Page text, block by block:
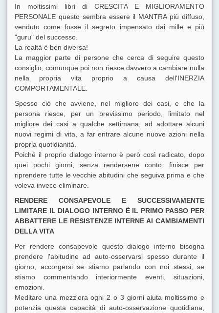
In moltissimi libri di CRESCITA E MIGLIORAMENTO
PERSONALE questo sembra essere il MANTRA più diffuso,
venduto come fosse il segreto impensato dai mille e più
"guru" del successo.
La realtà è ben diversa!
La maggior parte di persone che cerca di seguire questo
consiglio, comunque poi non riesce davvero a cambiare nulla
nella propria vita proprio a causa dell'INERZIA
COMPORTAMENTALE.
Spesso ciò che avviene, nel migliore dei casi, e che la
persona riesce, per un brevissimo periodo, limitato nel
migliore dei casi a qualche settimana, ad adottare alcuni
nuovi regimi di vita, a far entrare alcune nuove azioni nella
propria quotidianità.
Poiché il proprio dialogo interno è però così radicato, dopo
quei pochi giorni, senza rendersene conto, finisce per
riprendere tutte le vecchie abitudini che seguiva prima e che
voleva invece eliminare.
RENDERE CONSAPEVOLE E SUCCESSIVAMENTE
LIMITARE IL DIALOGO INTERNO È IL PRIMO PASSO PER
ABBATTERE LE RESISTENZE INTERNE AI CAMBIAMENTI
DELLA VITA
Per rendere consapevole questo dialogo interno bisogna
prendere l'abitudine ad auto-osservarsi spesso durante il
giorno, accorgersi se stiamo parlando con noi stessi, se
stiamo commentando interiormente eventi, situazioni,
emozioni.
Meditare una mezz'ora ogni 2 o 3 giorni aiuta moltissimo e
potenzia questa capacità di auto-osservazione quotidiana,